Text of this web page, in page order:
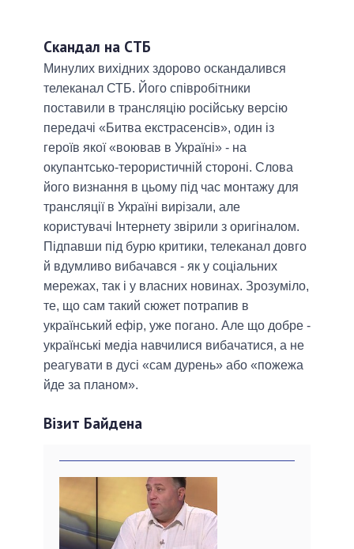
Скандал на СТБ
Минулих вихідних здорово оскандалився
телеканал СТБ. Його співробітники
поставили в трансляцію російську версію
передачі «Битва екстрасенсів», один із
героїв якої «воював в Україні» - на
окупантсько-терористичній стороні. Слова
його визнання в цьому під час монтажу для
трансляції в Україні вирізали, але
користувачі Інтернету звірили з оригіналом.
Підпавши під бурю критики, телеканал довго
й вдумливо вибачався - як у соціальних
мережах, так і у власних новинах. Зрозуміло,
те, що сам такий сюжет потрапив в
український ефір, уже погано. Але що добре -
українські медіа навчилися вибачатися, а не
реагувати в дусі «сам дурень» або «пожежа
йде за планом».
Візит Байдена